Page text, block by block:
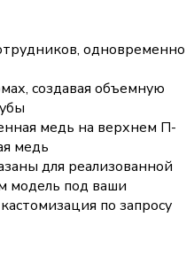
одновременно
создавая объемную
медь на верхнем П-
медь
для реализованной
модель под ваши
по запросу